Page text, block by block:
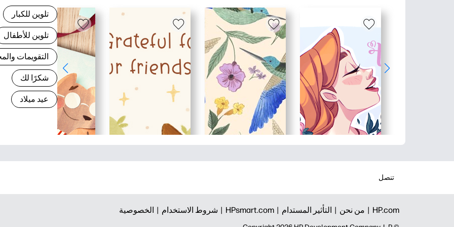
تلوين للكبار
تلوين للأطفال
التقويمات
شكرًا لك
عيد ميلاد
تنصل
HP.com | من نحن | التأثير المستدام | HPsmart.com | شروط الاستخدام | الخصوصية